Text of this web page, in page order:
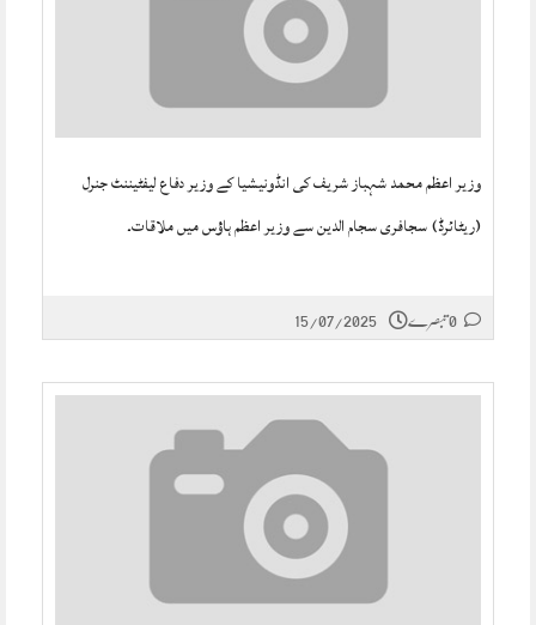
وزیر اعظم محمد شہباز شریف کی انڈونیشیا کے وزیر دفاع لیفٹیننٹ جنرل
(ریٹائرڈ) سجافری سجام الدین سے وزیر اعظم ہاؤس میں ملاقات۔
15/07/2025